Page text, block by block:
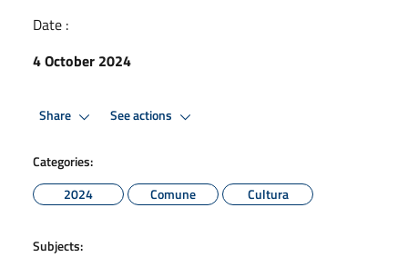
Date :
4 October 2024
Share See actions
Categories:
2024
Comune Cultura
Subjects: